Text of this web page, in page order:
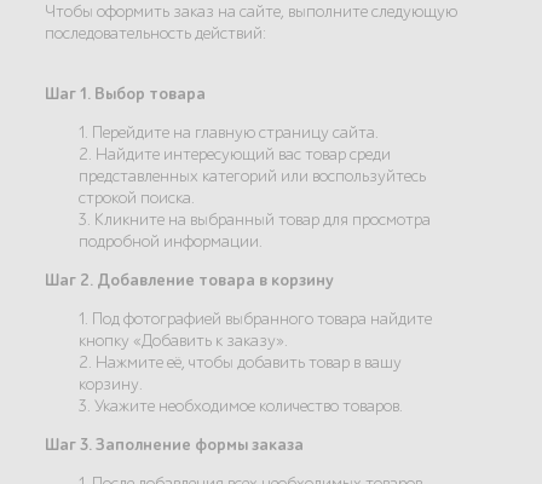
Чтобы оформить заказ на сайте, выполните следующую
последовательность действий:
Шаг 1. Выбор товара
1. Перейдите на главную страницу сайта.
2. Найдите интересующий вас товар среди
представленных категорий или воспользуйтесь
строкой поиска.
3. Кликните на выбранный товар для просмотра
подробной информации.
Шаг 2. Добавление товара в корзину
1. Под фотографией выбранного товара найдите
кнопку «Добавить к заказу».
2. Нажмите её, чтобы добавить товар в вашу
корзину.
3. Укажите необходимое количество товаров.
Шаг 3. Заполнение формы заказа